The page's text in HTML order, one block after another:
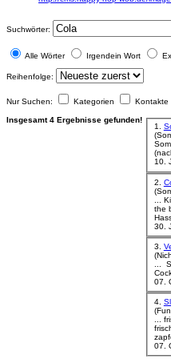
Suchwörter:
Alle Wörter Irgendein Wort
Reihenfolge:
Nur Suchen: Kategorien Kontakte
Insgesamt 4 Ergebnisse gefunden!
1.
Sommer Party
10.
2.
30.
3.
07.
4.
...
07.